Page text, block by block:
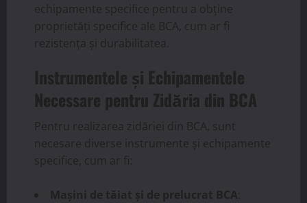
echipamente specifice pentru a obține
proprietăți specifice ale BCA, cum ar fi
rezistența și durabilitatea.
Instrumentele și Echipamentele
Necessare pentru Zidăria din BCA
Pentru realizarea zidăriei din BCA, sunt
necesare diverse instrumente și echipamente
specifice, cum ar fi:
Mașini de tăiat și de prelucrat BCA